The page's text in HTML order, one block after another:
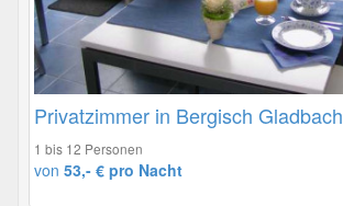
Privatzimmer in Bergisch Gladbach
1 bis 12 Personen
von 53,- € pro Nacht